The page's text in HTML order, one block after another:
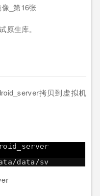
原生库。
拷贝到虚拟机
data/sv